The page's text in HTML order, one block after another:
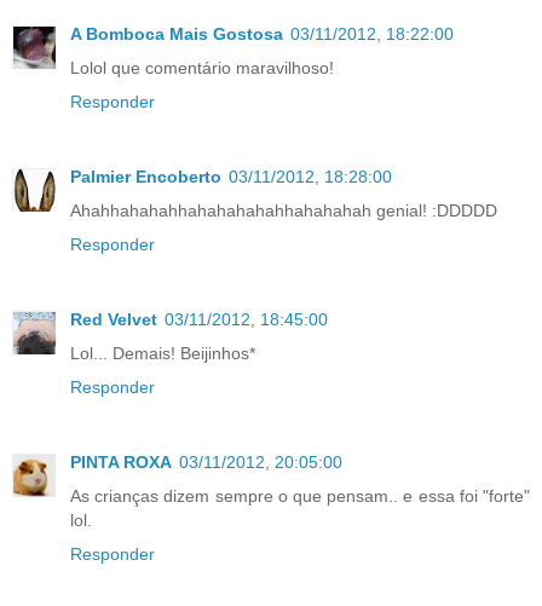
A Bomboca Mais Gostosa 03/11/2012, 18:22:00
Lolol que comentário maravilhoso!
Responder
Palmier Encoberto 03/11/2012, 18:28:00
Ahahhahahahhahahahahahhahahahah genial! :DDDDD
Responder
Red Velvet 03/11/2012, 18:45:00
Lol... Demais! Beijinhos*
Responder
PINTA ROXA 03/11/2012, 20:05:00
As crianças dizem sempre o que pensam.. e essa foi "forte"
lol.
Responder